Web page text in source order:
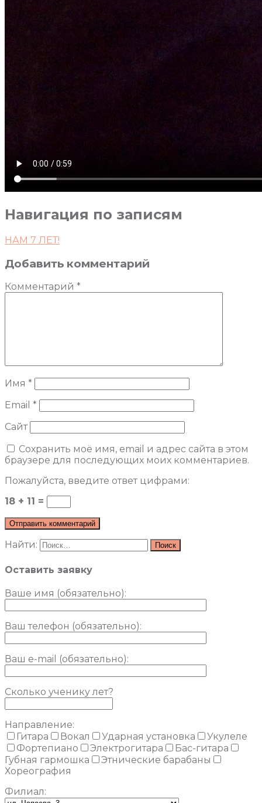
Навигация по записям
НАМ 7 ЛЕТ!
Добавить комментарий
Комментарий *
Имя *
Email *
Сайт
Сохранить моё имя, email и адрес сайта в этом
браузере для последующих моих комментариев.
Пожалуйста, введите ответ цифрами:
18 + 11 =
Найти:
Оставить заявку
Ваше имя (обязательно):
Ваш телефон (обязательно):
Ваш e-mail (обязательно):
Сколько ученику лет?
Направление:
Гитара
Вокал Ударная установка
Укулеле
Фортепиано
Электрогитара
Бас-гитара
Губная гармошка
Этнические барабаны
Хореография
Филиал: